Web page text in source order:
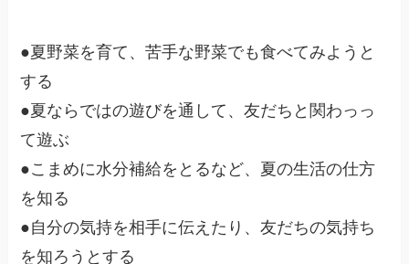
●夏野菜を育て、苦手な野菜でも食べてみようと
する
●夏ならではの遊びを通して、友だちと関わっっ
て遊ぶ
●こまめに水分補給をとるなど、夏の生活の仕方
を知る
●自分の気持を相手に伝えたり、友だちの気持ち
を知ろうとする